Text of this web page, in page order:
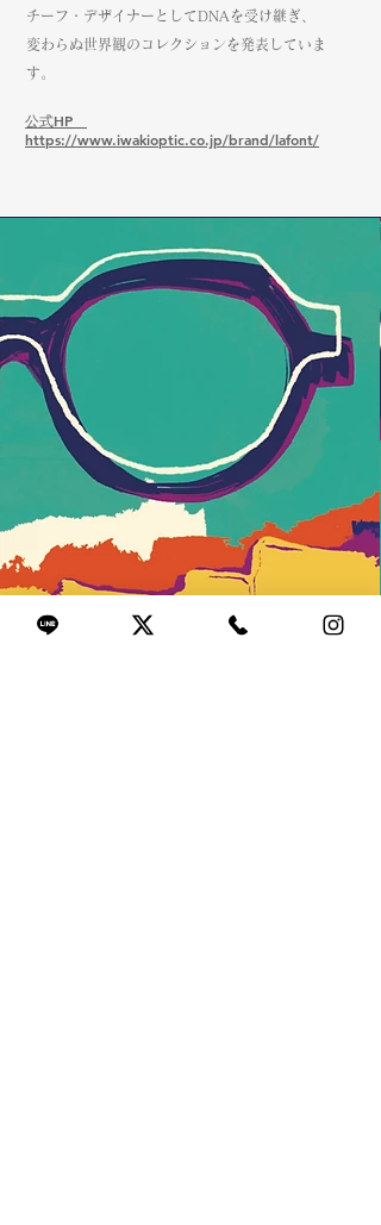
チーフ・デザイナーとしてDNAを受け継ぎ、
変わらぬ世界観のコレクションを発表していま
す。
​公式HP
https://www.iwakioptic.co.jp/brand/lafont/